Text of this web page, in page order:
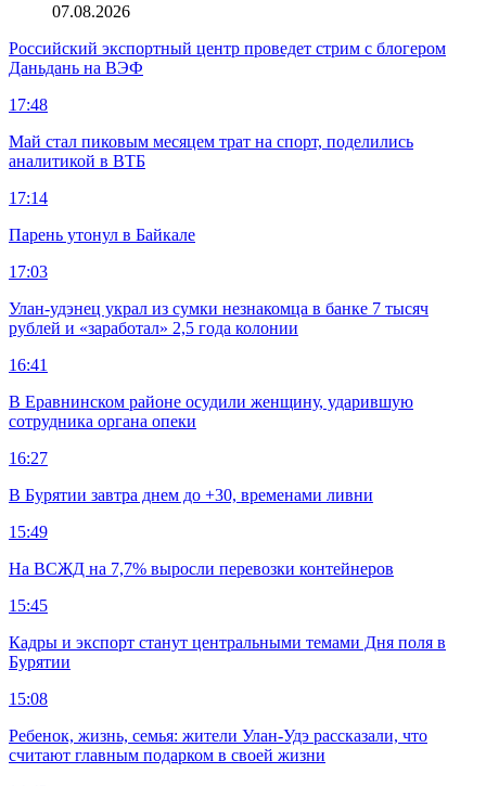
07.08.2026
Российский экспортный центр проведет стрим с блогером
Даньдань на ВЭФ
17:48
Май стал пиковым месяцем трат на спорт, поделились
аналитикой в ВТБ
17:14
Парень утонул в Байкале
17:03
Улан-удэнец украл из сумки незнакомца в банке 7 тысяч
рублей и «заработал» 2,5 года колонии
16:41
В Еравнинском районе осудили женщину, ударившую
сотрудника органа опеки
16:27
В Бурятии завтра днем до +30, временами ливни
15:49
На ВСЖД на 7,7% выросли перевозки контейнеров
15:45
Кадры и экспорт станут центральными темами Дня поля в
Бурятии
15:08
Ребенок, жизнь, семья: жители Улан-Удэ рассказали, что
считают главным подарком в своей жизни